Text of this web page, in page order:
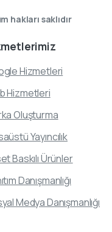
hakları saklıdır
Hizmetleri
Hizmetleri
Oluşturma
Yayıncılık
Baskılı Ürünler
Danışmanlığı
Medya Danışmanlığı